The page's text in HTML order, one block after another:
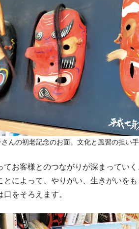
んの初老記念のお面。文化と風習の担い
てお客様とのつながりが深まってい
とによって、やりがい、生きがいを
をそろえます。